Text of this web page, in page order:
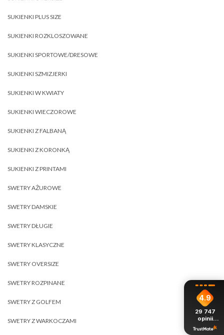
SUKIENKI PLUS SIZE
SUKIENKI ROZKLOSZOWANE
SUKIENKI SPORTOWE/DRESOWE
SUKIENKI SZMIZJERKI
SUKIENKI W KWIATY
SUKIENKI WIECZOROWE
SUKIENKI Z FALBANĄ
SUKIENKI Z KORONKĄ
SUKIENKI Z PRINTAMI
SWETRY AŻUROWE
SWETRY DAMSKIE
SWETRY DŁUGIE
SWETRY KLASYCZNE
SWETRY OVERSIZE
SWETRY ROZPINANE
SWETRY Z GOLFEM
SWETRY Z WARKOCZAMI
4.9
29 747
opinii
z całego
okresu